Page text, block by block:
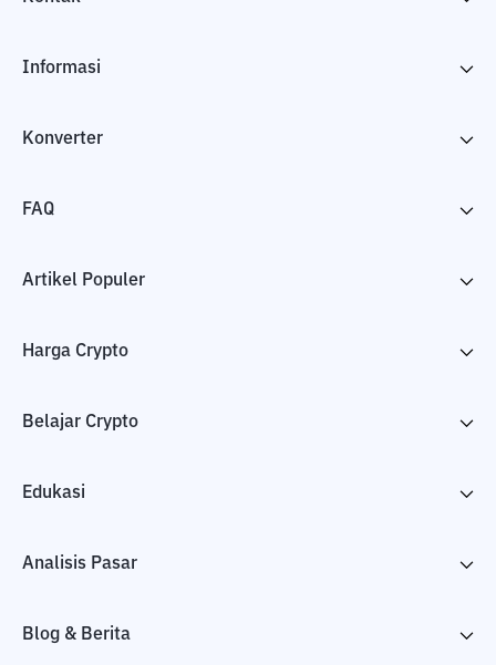
Informasi
Konverter
FAQ
Artikel Populer
Harga Crypto
Belajar Crypto
Edukasi
Analisis Pasar
Blog & Berita